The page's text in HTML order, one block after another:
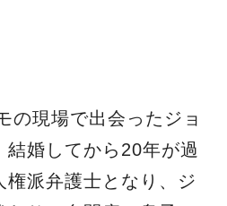
の現場で出会ったジョ
結婚してから20年が過
権派弁護士となり、ジ